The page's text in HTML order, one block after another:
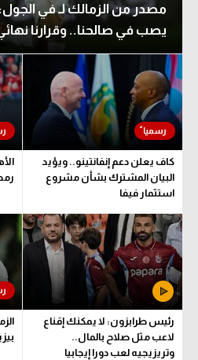
مصدر من الزمالك لـ في
يصب في صالحنا.. وقرارنا
كاف يعلن دعم إنفانتينو.. ويؤيد
البيان المشترك بشأن مشروع
استثمار فيفا
رئيس طرابزون: لا يمكنك إقناع
لاعب مثل صلاح بالمال..
وتريزيجيه لعب دورا إيجابيا